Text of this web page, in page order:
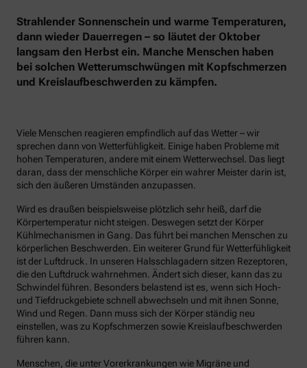
Strahlender Sonnenschein und warme Temperaturen,
dann wieder Dauerregen – so läutet der Oktober
langsam den Herbst ein. Manche Menschen haben
bei solchen Wetterumschwüngen mit Kopfschmerzen
und Kreislaufbeschwerden zu kämpfen.
Viele Menschen reagieren empfindlich auf das Wetter – wir
sprechen dann von Wetterfühligkeit. Einige haben Probleme mit
hohen Temperaturen, andere mit einem Wetterwechsel. Das liegt
daran, dass der menschliche Körper ein wahrer Meister darin ist,
sich den äußeren Umständen anzupassen.
Wird es draußen beispielsweise plötzlich sehr heiß, darf die
Körpertemperatur nicht steigen. Deswegen setzt der Körper
Kühlmechanismen in Gang. Das führt bei manchen Menschen zu
körperlichen Beschwerden. Ein weiterer Grund für Wetterfühligkeit
ist der Luftdruck. In unseren Halsschlagadern sitzen Rezeptoren,
die den Luftdruck wahrnehmen. Ändert sich dieser, kann das zu
Schwindel führen. Besonders belastend ist es, wenn sich Hoch-
und Tiefdruckgebiete schnell abwechseln und mit ihnen Sonne,
Wind und Regen. Dann muss sich der Körper ständig neu
einstellen, was zu Kopfschmerzen sowie Kreislaufbeschwerden
führen kann.
Menschen, die unter Vorerkrankungen wie Migräne und